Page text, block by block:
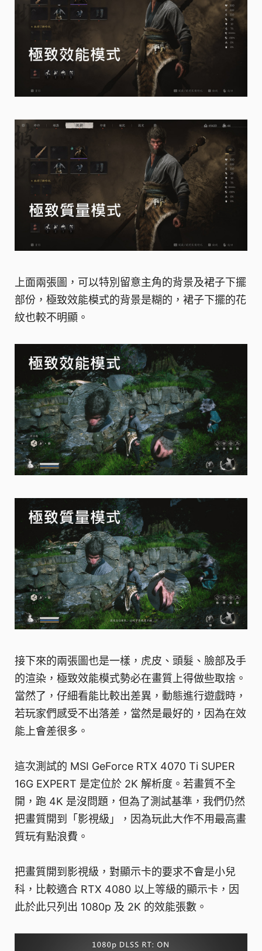
上面兩張圖，可以特別留意主角的背景及裙子下擺
部份，極致效能模式的背景是糊的，裙子下擺的花
紋也較不明顯。
接下來的兩張圖也是一樣，虎皮、頭髮、臉部及手
的渲染，極致效能模式勢必在畫質上得做些取捨。
當然了，仔細看能比較出差異，動態進行遊戲時，
若玩家們感受不出落差，當然是最好的，因為在效
能上會差很多。
這次測試的 MSI GeForce RTX 4070 Ti SUPER
16G EXPERT 是定位於 2K 解析度。若畫質不全
開，跑 4K 是沒問題，但為了測試基準，我們仍然
把畫質開到「影視級」，因為玩此大作不用最高畫
質玩有點浪費。
把畫質開到影視級，對顯示卡的要求不會是小兒
科，比較適合 RTX 4080 以上等級的顯示卡，因
此於此只列出 1080p 及 2K 的效能張數。